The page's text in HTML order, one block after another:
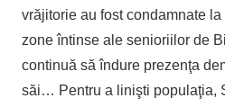
vrăjitorie au fost condamnate la
zone întinse ale senioriilor de
continuă să îndure prezenţa
săi… Pentru a linişti populaţia,